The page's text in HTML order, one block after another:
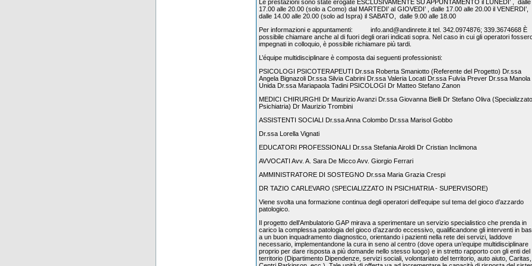
Le prestazioni sono state erogate ESCLUSIVAMENTE SU APPUNTAMENTO il LUNEDI’ , dalle
17.00 alle 20.00 (solo a Como) dal MARTEDI’ al GIOVEDI’ , dalle 17.00 alle 20.00 il VENERDI’,
dalle 14.00 alle 20.00 (solo ad Ispra) il SABATO, dalle 9.00 alle 18.00
Per informazioni e appuntamenti: info.and@andinrete.it tel. 342.0974876; 339.3674668 È
possibile chiamare anche al di fuori degli orari indicati sopra. Nel caso in cui gli operatori
impegnati in colloquio, è possibile richiamare più tardi.
L’équipe multidisciplinare è composta dai seguenti professionisti:
PSICOLOGI PSICOTERAPEUTI Dr.ssa Roberta Smaniotto (Referente del Progetto) Dr.ssa
Angela Bignazoli Dr.ssa Silvia Cabrini Dr.ssa Valeria Locati Dr.ssa Fulvia Prever Dr.ssa Manola
Unida Dr.ssa Mariapaola Tadini PSICOLOGI Dr Matteo Stefano Zanon
MEDICI CHIRURGHI Dr Maurizio Avanzi Dr.ssa Giovanna Bielli Dr Stefano Oliva
Psichiatria) Dr Maurizio Trombini
ASSISTENTI SOCIALI Dr.ssa Anna Colombo Dr.ssa Marisol Gobbo
Dr.ssa Lorella Vignati
EDUCATORI PROFESSIONALI Dr.ssa Stefania Airoldi Dr Cristian Inclimona
AVVOCATI Avv. A. Sara De Micco Avv. Giorgio Ferrari
AMMINISTRATORE DI SOSTEGNO Dr.ssa Maria Grazia Crespi
DR TAZIO CARLEVARO (SPECIALIZZATO IN PSICHIATRIA - SUPERVISORE)
Viene svolta una formazione continua degli operatori dell’equipe sul tema del gioco d’azzardo
patologico.
Il progetto dell’Ambulatorio GAP mirava a sperimentare un servizio specialistico che prenda in
carico la complessa patologia del gioco d’azzardo eccessivo, qualificandone gli interventi in
a un buon inquadramento diagnostico, orientando i pazienti nella rete dei servizi, laddove
necessario, implementandone la cura in seno al centro (dove opera un’equipe multidisciplinare
proprio per dare risposta a più domande nello stesso luogo) e in stretto rapporto con gli enti del
territorio (Dipartimento Dipendenze, servizi sociali, volontariato del territorio, auto aiuto, Caritas,